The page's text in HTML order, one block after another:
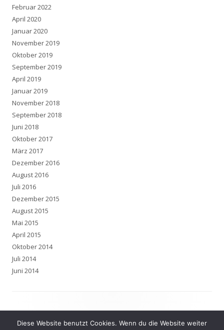
Februar 2022
April 2020
Januar 2020
November 2019
Oktober 2019
September 2019
April 2019
Januar 2019
November 2018
September 2018
Juni 2018
Oktober 2017
März 2017
Dezember 2016
August 2016
Juli 2016
Dezember 2015
August 2015
Mai 2015
April 2015
Oktober 2014
Juli 2014
Juni 2014
Diese Website benutzt Cookies. Wenn du die Website weiter